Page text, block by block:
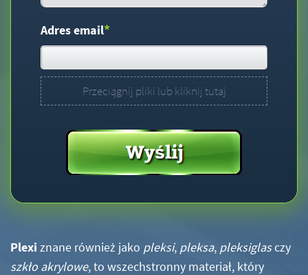
Adres email*
Przeciągnij pliki lub kliknij tutaj
Plexi znane również jako pleksi, pleksa, pleksiglasczy
szkło akrylowe, to wszechstronny materiał, który